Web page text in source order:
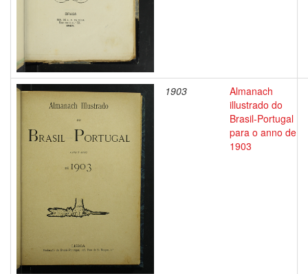
1903
Almanach
illustrado do
Brasil-Portugal
para o anno de
1903